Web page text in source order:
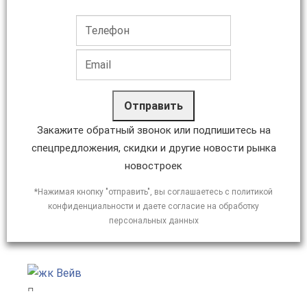
Отправить
Закажите обратный звонок или подпишитесь на
спецпредложения, скидки и другие новости рынка
новостроек
*Нажимая кнопку "отправить", вы соглашаетесь с политикой
конфиденциальности и даете согласие на обработку
персональных данных